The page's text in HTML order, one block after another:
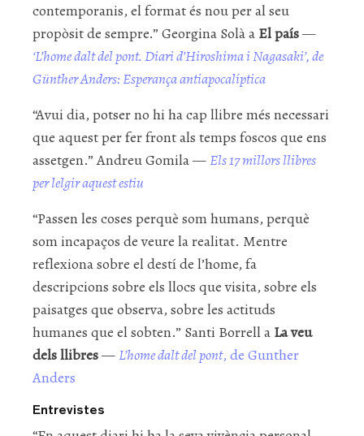
contemporanis, el format és nou per al seu
propòsit de sempre.” Georgina Solà a El país—
‘L’home dalt del pont. Diari d’Hiroshima i Nagasaki’, de
Günther Anders: Esperança antiapocalíptica
“Avui dia, potser no hi ha cap llibre més necessari
que aquest per fer front als temps foscos que ens
assetgen.” Andreu Gomila —Els 17 millors llibres
per lelgir aquest estiu
“Passen les coses perquè som humans, perquè
som incapaços de veure la realitat. Mentre
reflexiona sobre el destí de l’home, fa
descripcions sobre els llocs que visita, sobre els
paisatges que observa, sobre les actituds
humanes que el sobten.” Santi Borrell a La veu
dels llibres— L’home dalt del pont, de Gunther
Anders
Entrevistes